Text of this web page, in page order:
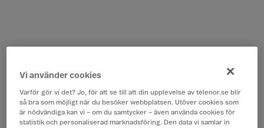
Vi använder cookies
Varför gör vi det? Jo, för att se till att din upplevelse av telenor.se blir
så bra som möjligt när du besöker webbplatsen. Utöver cookies som
är nödvändiga kan vi – om du samtycker – även använda cookies för
statistik och personaliserad marknadsföring. Den data vi samlar in